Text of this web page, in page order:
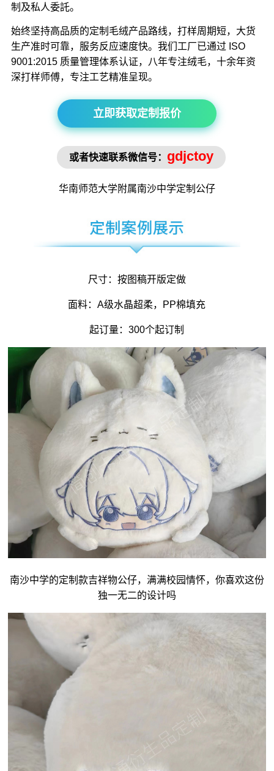
制及私人委託。
始终坚持高品质的定制毛绒产品路线，打样周期短，大货
生产准时可靠，服务反应速度快。我们工厂已通过 ISO
9001:2015 质量管理体系认证，八年专注绒毛，十余年资
深打样师傅，专注工艺精准呈现。
立即获取定制报价
或者快速联系微信号： gdjctoy
华南师范大学附属南沙中学定制公仔
尺寸：按图稿开版定做
面料：A级水晶超柔，PP棉填充
起订量：300个起订制
南沙中学的定制款吉祥物公仔，满满校园情怀，你喜欢这份
独一无二的设计吗